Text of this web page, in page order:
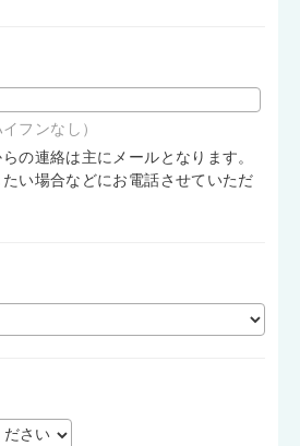
フンなし）
の連絡は主にメールとなります。
い場合などにお電話させていただ